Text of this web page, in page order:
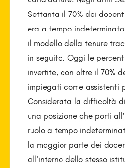
Settanta il 70% dei
era a tempo
il modello della tenure
in seguito. Oggi le
invertite, con oltre il 70%
impiegati come assistenti
Considerata la difficoltà
una posizione che porti
ruolo a tempo
la maggior parte dei
all’interno dello stesso